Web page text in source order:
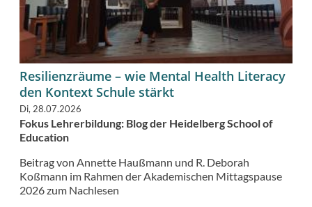
Resilienzräume – wie Mental Health Literacy
den Kontext Schule stärkt
Di, 28.07.2026
Fokus Lehrerbildung: Blog der Heidelberg School of
Education
Beitrag von Annette Haußmann und R. Deborah
Koßmann im Rahmen der Akademischen Mittagspause
2026 zum Nachlesen